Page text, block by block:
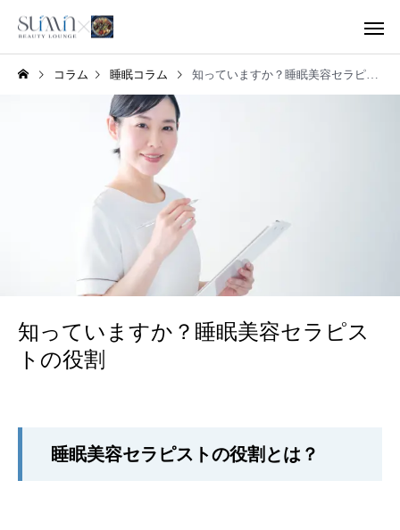
コラム 睡眠コラム 知っていますか？睡眠美容セラピストの役割
知っていますか？睡眠美容セラピス
トの役割
睡眠美容セラピストの役割とは？